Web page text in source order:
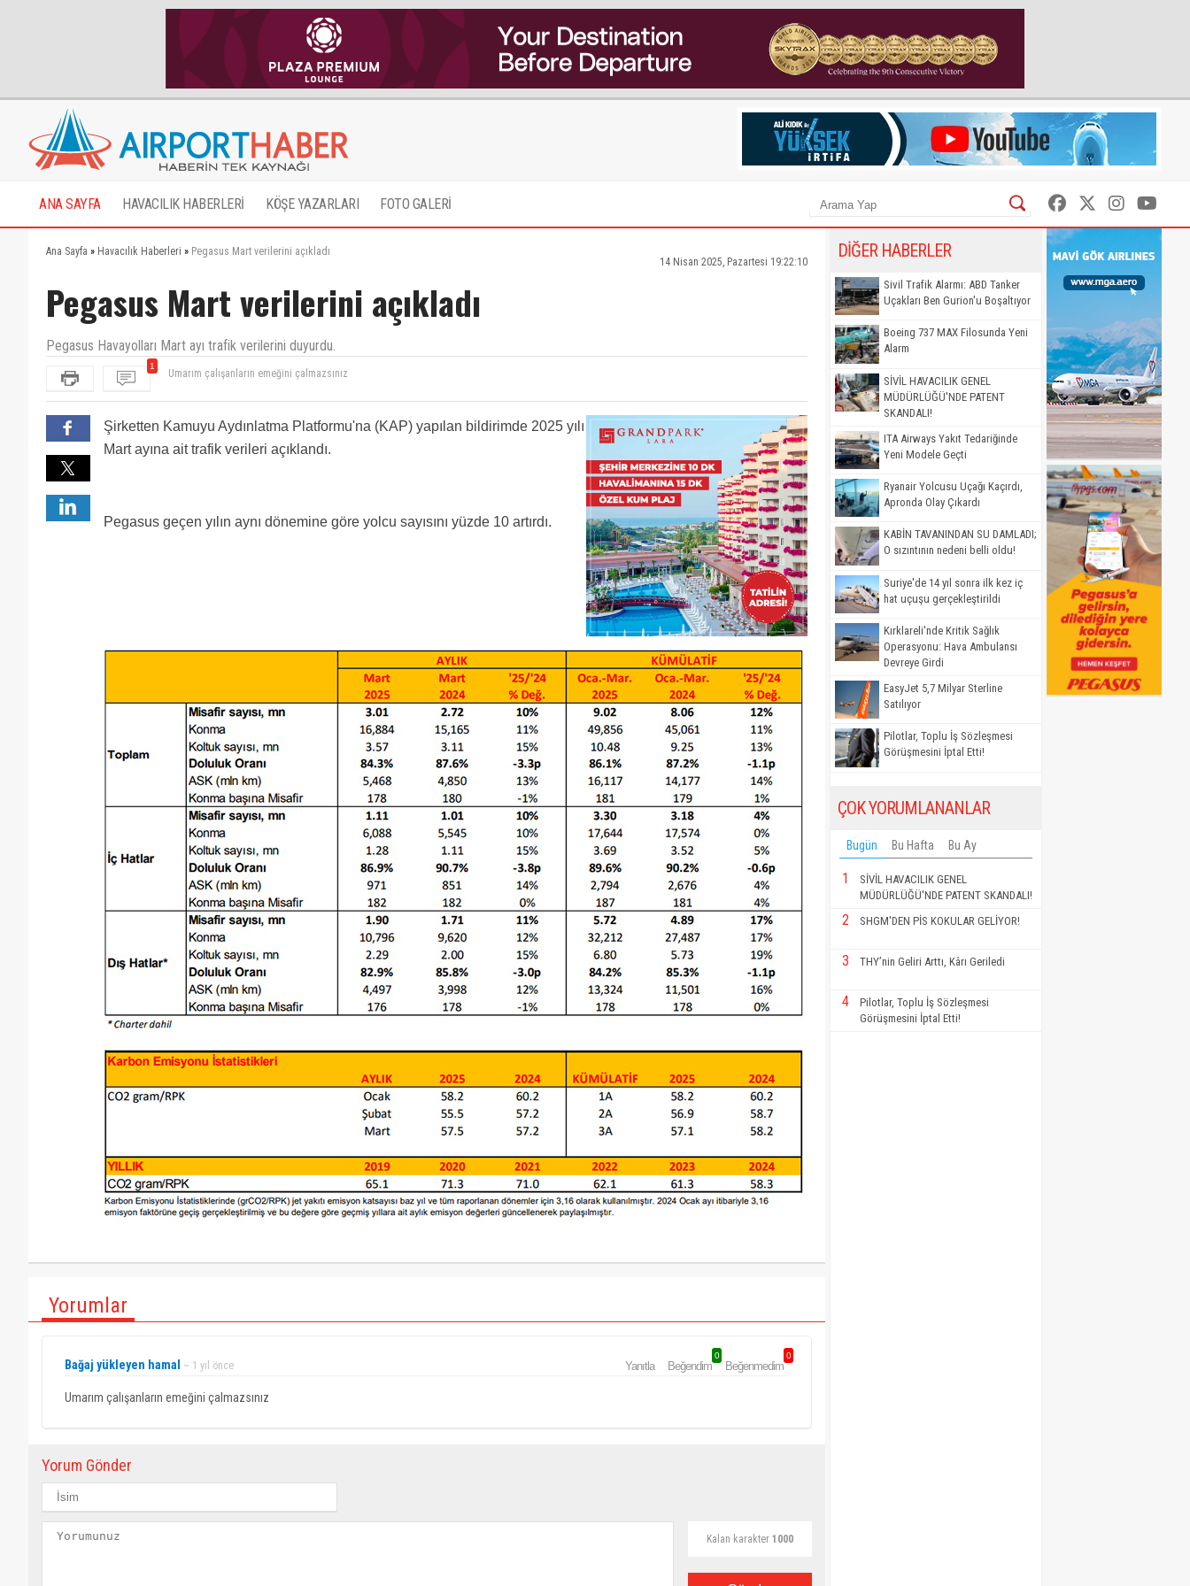
ANA SAYFA HAVACILIK HABERLERİ KÖŞE YAZARLARI FOTO GALERİ
Ana Sayfa » Havacılık Haberleri » Pegasus Mart verilerini açıkladı
14 Nisan 2025, Pazartesi 19:22:10
Pegasus Mart verilerini açıkladı
Pegasus Havayolları Mart ayı trafik verilerini duyurdu.
1
Umarım çalışanların emeğini çalmazsınız
Şirketten Kamuyu Aydınlatma Platformu'na (KAP) yapılan bildirimde 2025 yılı
Mart ayına ait trafik verileri açıklandı.
Pegasus geçen yılın aynı dönemine göre yolcu sayısını yüzde 10 artırdı.
Yorumlar
Bağaj yükleyen hamal ~ 1 yıl önce Yanıtla Beğendim
0
Beğenmedim
0
Umarım çalışanların emeğini çalmazsınız
Yorum Gönder
Kalan karakter 1000
DİĞER HABERLER
Sivil Trafik Alarmı: ABD Tanker
Uçakları Ben Gurion'u Boşaltıyor
Boeing 737 MAX Filosunda Yeni
Alarm
SİVİL HAVACILIK GENEL
MÜDÜRLÜĞÜ'NDE PATENT
SKANDALI!
ITA Airways Yakıt Tedariğinde
Yeni Modele Geçti
Ryanair Yolcusu Uçağı Kaçırdı,
Apronda Olay Çıkardı
KABİN TAVANINDAN SU DAMLADI;
O sızıntının nedeni belli oldu!
Suriye'de 14 yıl sonra ilk kez iç
hat uçuşu gerçekleştirildi
Kırklareli'nde Kritik Sağlık
Operasyonu: Hava Ambulansı
Devreye Girdi
EasyJet 5,7 Milyar Sterline
Satılıyor
Pilotlar, Toplu İş Sözleşmesi
Görüşmesini İptal Etti!
ÇOK YORUMLANANLAR
Bugün Bu Hafta Bu Ay
1
SİVİL HAVACILIK GENEL
MÜDÜRLÜĞÜ'NDE PATENT SKANDALI!
2 SHGM'DEN PİS KOKULAR GELİYOR!
3 THY’nin Geliri Arttı, Kârı Geriledi
4
Pilotlar, Toplu İş Sözleşmesi
Görüşmesini İptal Etti!